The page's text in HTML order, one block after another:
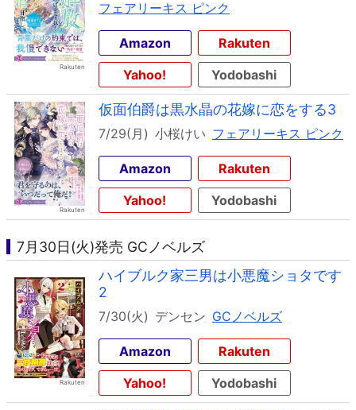
フェアリーキス ピンク
Amazon
Rakuten
Yahoo!
Yodobashi
仮面伯爵は黒水晶の花嫁に恋をする3
7/29(月) 小桜けい フェアリーキス ピンク
Amazon
Rakuten
Yahoo!
Yodobashi
7月30日(火)発売 GCノベルズ
ハイブルク家三男は小悪魔ショタです
2
7/30(火) デンセン GCノベルズ
Amazon
Rakuten
Yahoo!
Yodobashi